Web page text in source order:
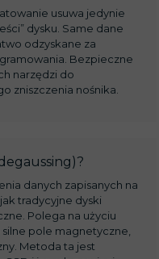
usuwa jedynie
dysku. Same dane
odzyskane za
Bezpieczne
narzędzi do
zniszczenia nośnika.
danych zapisanych na
tradycyjne dyski
Polega na użyciu
pole magnetyczne,
Metoda ta jest